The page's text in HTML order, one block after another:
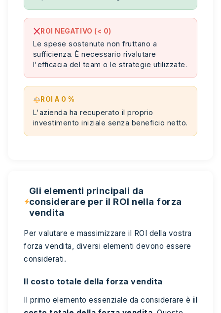
ROI NEGATIVO (< 0)
Le spese sostenute non fruttano a
sufficienza. È necessario rivalutare
l'efficacia del team o le strategie utilizzate.
ROI A 0 %
L'azienda ha recuperato il proprio
investimento iniziale senza beneficio netto.
Gli elementi principali da
considerare per il ROI nella forza
vendita
Per valutare e massimizzare il ROI della vostra
forza vendita, diversi elementi devono essere
considerati.
Il costo totale della forza vendita
Il primo elemento essenziale da considerare è il